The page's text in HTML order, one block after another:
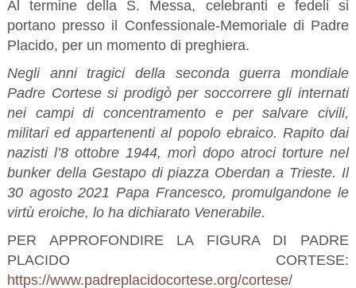
Al termine della S. Messa, celebranti e fedeli si
portano presso il Confessionale-Memoriale di Padre
Placido, per un momento di preghiera.
Negli anni tragici della seconda guerra mondiale
Padre Cortese si prodigò per soccorrere gli internati
nei campi di concentramento e per salvare civili,
militari ed appartenenti al popolo ebraico. Rapito dai
nazisti l’8 ottobre 1944, morì dopo atroci torture nel
bunker della Gestapo di piazza Oberdan a Trieste. Il
30 agosto 2021 Papa Francesco, promulgandone le
virtù eroiche, lo ha dichiarato Venerabile.
PER APPROFONDIRE LA FIGURA DI PADRE
PLACIDO CORTESE:
https://www.padreplacidocortese.org/cortese/